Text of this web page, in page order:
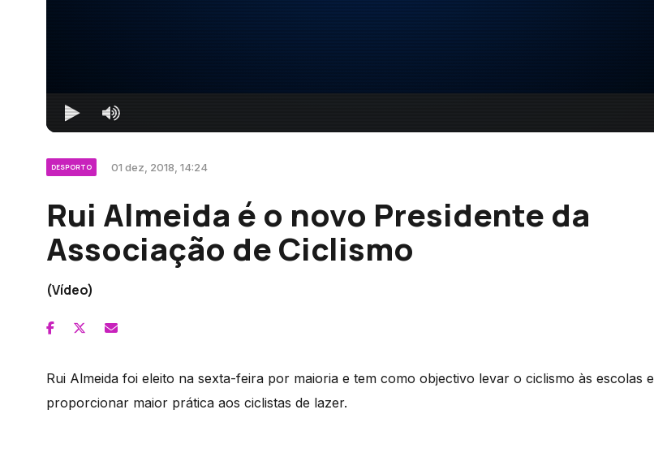
DESPORTO 01 dez, 2018, 14:24
Rui Almeida é o novo Presidente da
Associação de Ciclismo
(Vídeo)
Rui Almeida foi eleito na sexta-feira por maioria e tem como objectivo levar o ciclismo às escolas e
proporcionar maior prática aos ciclistas de lazer.